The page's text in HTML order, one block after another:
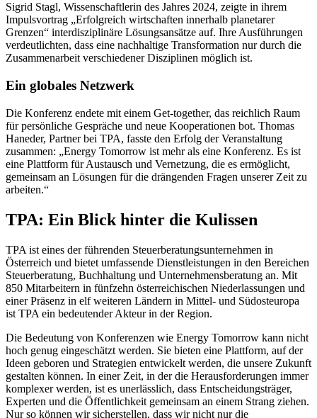
Sigrid Stagl, Wissenschaftlerin des Jahres 2024, zeigte in ihrem
Impulsvortrag „Erfolgreich wirtschaften innerhalb planetarer
Grenzen“ interdisziplinäre Lösungsansätze auf. Ihre Ausführungen
verdeutlichten, dass eine nachhaltige Transformation nur durch die
Zusammenarbeit verschiedener Disziplinen möglich ist.
Ein globales Netzwerk
Die Konferenz endete mit einem Get-together, das reichlich Raum
für persönliche Gespräche und neue Kooperationen bot. Thomas
Haneder, Partner bei TPA, fasste den Erfolg der Veranstaltung
zusammen: „Energy Tomorrow ist mehr als eine Konferenz. Es ist
eine Plattform für Austausch und Vernetzung, die es ermöglicht,
gemeinsam an Lösungen für die drängenden Fragen unserer Zeit zu
arbeiten.“
TPA: Ein Blick hinter die Kulissen
TPA ist eines der führenden Steuerberatungsunternehmen in
Österreich und bietet umfassende Dienstleistungen in den Bereichen
Steuerberatung, Buchhaltung und Unternehmensberatung an. Mit
850 Mitarbeitern in fünfzehn österreichischen Niederlassungen und
einer Präsenz in elf weiteren Ländern in Mittel- und Südosteuropa
ist TPA ein bedeutender Akteur in der Region.
Die Bedeutung von Konferenzen wie Energy Tomorrow kann nicht
hoch genug eingeschätzt werden. Sie bieten eine Plattform, auf der
Ideen geboren und Strategien entwickelt werden, die unsere Zukunft
gestalten können. In einer Zeit, in der die Herausforderungen immer
komplexer werden, ist es unerlässlich, dass Entscheidungsträger,
Experten und die Öffentlichkeit gemeinsam an einem Strang ziehen.
Nur so können wir sicherstellen, dass wir nicht nur die